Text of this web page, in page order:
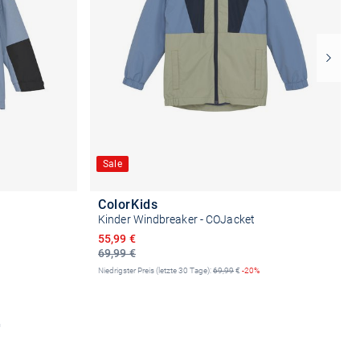
Sale
ColorKids
Kinder Windbreaker - COJacket
69,99 €
Ermäßigter Preis
55,99 €
Niedrigster Preis (letzte 30 Tage):69,99€ -20%